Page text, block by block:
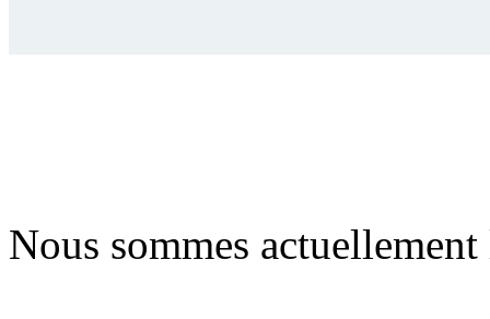
Nous sommes